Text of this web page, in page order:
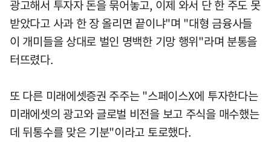
광고해서 투자자 돈을 묶어놓고, 이제 와서 단 한 주도 못
받았다고 사과 한 장 올리면 끝이냐"며 "대형 금융사들
이 개미들을 상대로 벌인 명백한 기망 행위"라며 분통을
터뜨렸다.
또 다른 미래에셋증권 주주는 "스페이스X에 투자한다는
미래에셋의 광고와 글로벌 비전을 보고 주식을 매수했는
데 뒤통수를 맞은 기분"이라고 토로했다.